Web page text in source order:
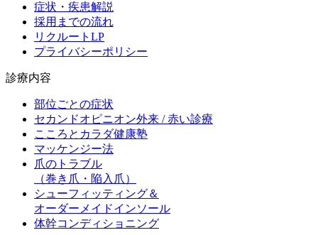
症状・疾患解説
採用までの流れ
リクルートLP
プライバシーポリシー
診療内容
部位ごとの症状
セカンドオピニオン外来 / 赤い診療
こころとカラダ健康塾
マッケンジー法
爪のトラブル
（巻き爪・陥入爪）
シューフィッティング＆
オーダーメイドインソール
体幹コンディショニング